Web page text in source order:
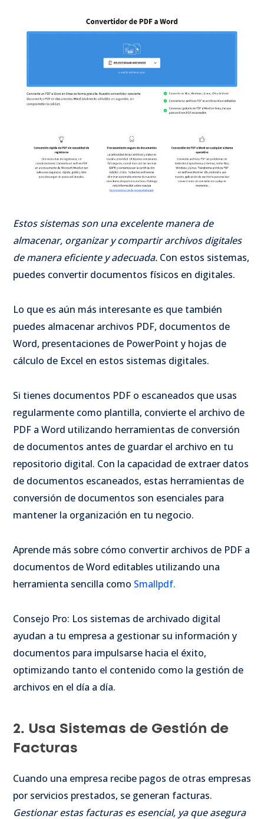
Estos sistemas son una excelente manera de
almacenar, organizar y compartir archivos digitales
de manera eficiente y adecuada. Con estos sistemas,
puedes convertir documentos físicos en digitales.
Lo que es aún más interesante es que también
puedes almacenar archivos PDF, documentos de
Word, presentaciones de PowerPoint y hojas de
cálculo de Excel en estos sistemas digitales.
Si tienes documentos PDF o escaneados que usas
regularmente como plantilla, convierte el archivo de
PDF a Word utilizando herramientas de conversión
de documentos antes de guardar el archivo en tu
repositorio digital. Con la capacidad de extraer datos
de documentos escaneados, estas herramientas de
conversión de documentos son esenciales para
mantener la organización en tu negocio.
Aprende más sobre cómo convertir archivos de PDF a
documentos de Word editables utilizando una
herramienta sencilla como Smallpdf.
Consejo Pro: Los sistemas de archivado digital
ayudan a tu empresa a gestionar su información y
documentos para impulsarse hacia el éxito,
optimizando tanto el contenido como la gestión de
archivos en el día a día.
2. Usa Sistemas de Gestión de
Facturas
Cuando una empresa recibe pagos de otras empresas
por servicios prestados, se generan facturas.
Gestionar estas facturas es esencial, ya que asegura